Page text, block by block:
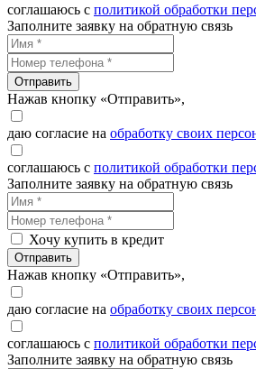
соглашаюсь с политикой обработки
Заполните заявку на обратную связь
Отправить
Нажав кнопку «Отправить»,
даю согласие на обработку своих
соглашаюсь с политикой обработки
Заполните заявку на обратную связь
Хочу купить в кредит
Отправить
Нажав кнопку «Отправить»,
даю согласие на обработку своих
соглашаюсь с политикой обработки
Заполните заявку на обратную связь